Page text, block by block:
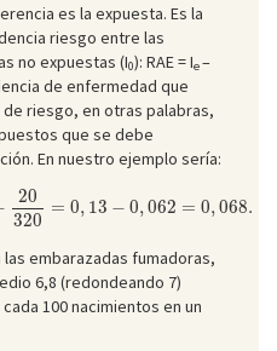
es la expuesta. Es la
riesgo entre las
no expuestas (I0): RAE = Ie–
de enfermedad que
riesgo, en otras palabras,
que se debe
En nuestro ejemplo sería:
20
320
= 0, 13 − 0, 062 = 0, 068.
20320
embarazadas fumadoras,
6,8 (redondeando 7)
100 nacimientos en un